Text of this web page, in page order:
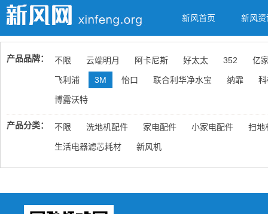
新风首页 新风资
产品品牌： 不限 云端明月 阿卡尼斯 好太太 352 亿
飞利浦 3M 怡口 联合利华净水宝 纳霏
博露沃特
产品分类： 不限 洗地机配件 家电配件 小家电配件 扫地
生活电器滤芯耗材 新风机